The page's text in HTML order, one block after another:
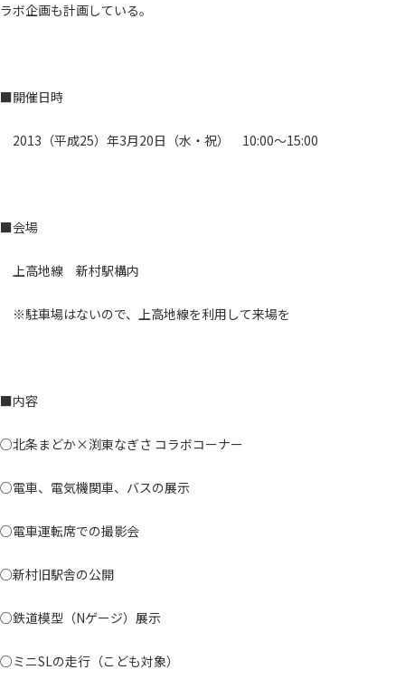
ラボ企画も計画している。
■開催日時
2013（平成25）年3月20日（水・祝） 10:00～15:00
■会場
上高地線 新村駅構内
※駐車場はないので、上高地線を利用して来場を
■内容
○北条まどか×渕東なぎさ コラボコーナー
○電車、電気機関車、バスの展示
○電車運転席での撮影会
○新村旧駅舎の公開
○鉄道模型（Nゲージ）展示
○ミニSLの走行（こども対象）